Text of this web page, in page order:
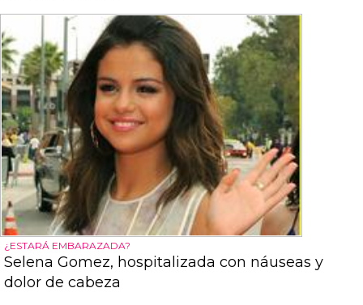
¿ESTARÁ EMBARAZADA?
Selena Gomez, hospitalizada con náuseas y
dolor de cabeza